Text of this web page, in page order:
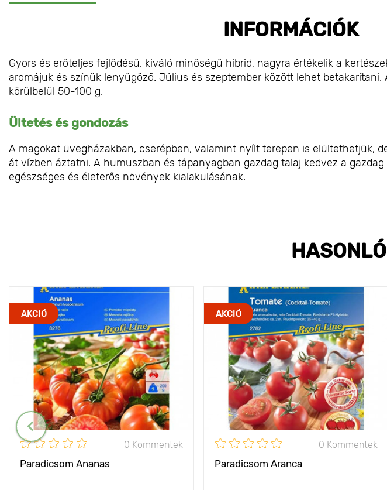
INFORMÁCIÓK
Gyors és erőteljes fejlődésű, kiváló minőségű hibrid, nagyra értékelik a
aromájuk és színük lenyűgöző. Július és szeptember között lehet betakarítani.
körülbelül 50-100 g.
Ültetés és gondozás
A magokat üvegházakban, cserépben, valamint nyílt terepen is elültethetjük,
át vízben áztatni. A humuszban és tápanyagban gazdag talaj kedvez a
egészséges és életerős növények kialakulásának.
AKCIÓ
0 Kommentek
Paradicsom Ananas
AKCIÓ
0 Kommentek
Paradicsom Aranca